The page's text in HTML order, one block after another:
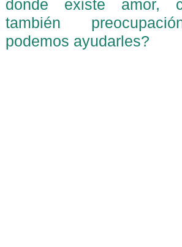
donde existe amor,
también
podemos ayudarles?